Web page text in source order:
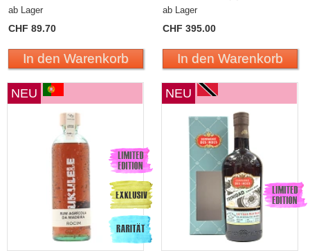
ab Lager
CHF 89.70
In den Warenkorb
ab Lager
CHF 395.00
In den Warenkorb
NEU NEU